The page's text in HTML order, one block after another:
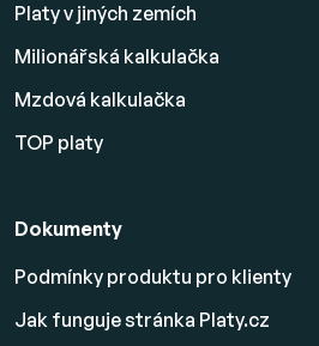
Platy v jiných zemích
Milionářská kalkulačka
Mzdová kalkulačka
TOP platy
Dokumenty
Podmínky produktu pro klienty
Jak funguje stránka Platy.cz